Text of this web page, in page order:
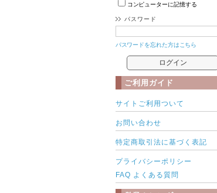
コンピューターに記憶する
パスワード
パスワードを忘れた方はこちら
ご利用ガイド
サイトご利用ついて
お問い合わせ
特定商取引法に基づく表記
プライバシーポリシー
FAQ よくある質問